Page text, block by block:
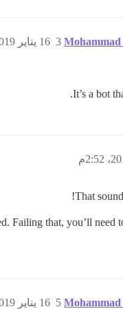
16 يناير 2019، 12:22م 3
It’s a bot
That
Failing that, you’ll need
16 يناير 2019، 2:53م 5